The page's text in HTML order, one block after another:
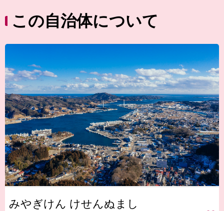
この自治体について
みやぎけん けせんぬまし